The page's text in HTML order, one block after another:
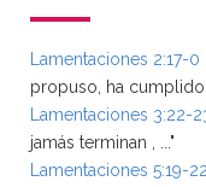
Lamentaciones 2:17-0
propuso, ha cumplido
Lamentaciones 3:22-
jamás terminan , ..."
Lamentaciones 5:19-22